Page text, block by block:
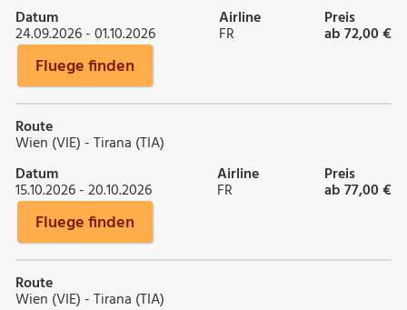
Datum
24.09.2026 - 01.10.2026
Airline
FR
Preis
ab 72,00 €
Fluege finden
Route
Wien (VIE) - Tirana (TIA)
Datum
15.10.2026 - 20.10.2026
Airline
FR
Preis
ab 77,00 €
Fluege finden
Route
Wien (VIE) - Tirana (TIA)